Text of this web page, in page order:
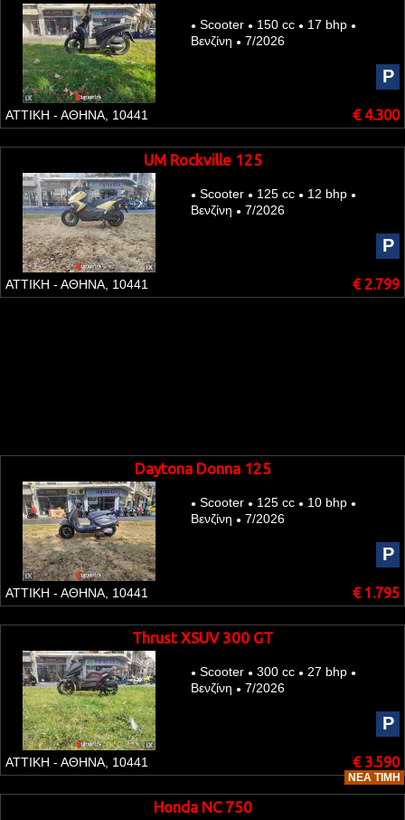
● Scooter ● 150 cc ● 17 bhp ●
Βενζίνη ● 7/2026
P
ΑΤΤΙΚΗ - ΑΘΗΝΑ, 10441 € 4.300
UM Rockville 125
● Scooter ● 125 cc ● 12 bhp ●
Βενζίνη ● 7/2026
P
ΑΤΤΙΚΗ - ΑΘΗΝΑ, 10441 € 2.799
Daytona Donna 125
● Scooter ● 125 cc ● 10 bhp ●
Βενζίνη ● 7/2026
P
ΑΤΤΙΚΗ - ΑΘΗΝΑ, 10441 € 1.795
ΝΈΑ ΤΙΜΉ
Thrust XSUV 300 GT
● Scooter ● 300 cc ● 27 bhp ●
Βενζίνη ● 7/2026
P
ΑΤΤΙΚΗ - ΑΘΗΝΑ, 10441 € 3.590
Honda NC 750